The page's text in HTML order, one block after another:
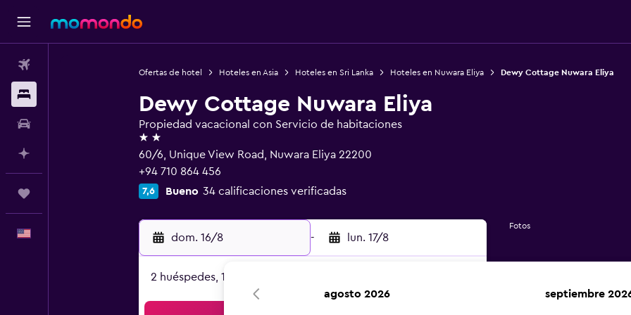
Ofertas de hotel Hoteles en Asia Hoteles en Sri Lanka Hoteles en Nuwara Eliya Dewy Cottage Nuwara Eliya
Dewy Cottage Nuwara Eliya
Propiedad vacacional con Servicio de habitaciones
2 estrellas
60/6, Unique View Road, Nuwara Eliya 22200
+94 710 864 456
7,6 Bueno 34 calificaciones verificadas
dom. 16/8 - lun. 17/8
2 huéspedes, 1 habitación
Fotos
agosto 2026 septiembre